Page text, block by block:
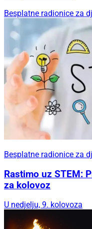
Besplatne radionice za
Besplatne radionice za
Rastimo uz STEM:
za kolovoz
U nedjelju, 9. kolovoza